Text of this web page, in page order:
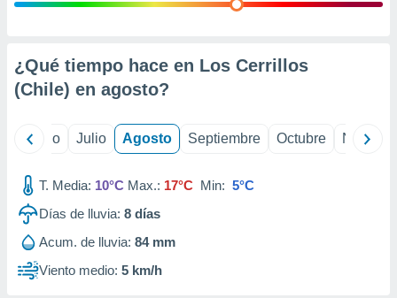
e
mediante
publicidad
de
1199
¿Qué tiempo hace en Los Cerrillos
(Chile) en agosto?
Junio Julio Agosto Septiembre Octubre
T. Media: 10°C Max.: 17°C Min: 5°C
Días de lluvia: 8 días
Acum. de lluvia: 84 mm
Viento medio: 5 km/h